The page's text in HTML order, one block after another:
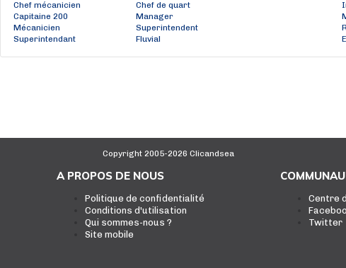
Chef mécanicien
Chef de quart
Capitaine 200
Manager
Mécanicien
Superintendent
Superintendant
Fluvial
Copyright 2005-2026 Clicandsea
A PROPOS DE NOUS
Politique de confidentialité
Conditions d'utilisation
Qui sommes-nous ?
Site mobile
Centre
Twitter